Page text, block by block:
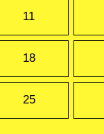
11
18
25